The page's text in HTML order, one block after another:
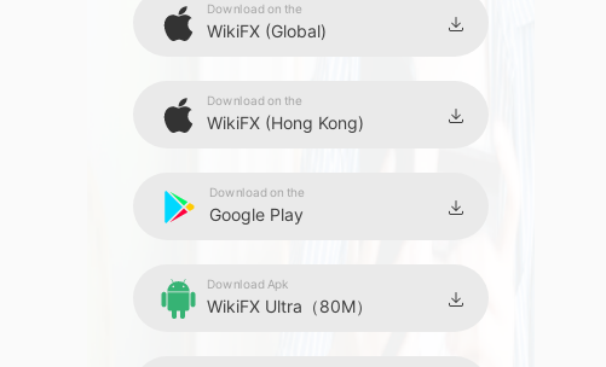
Download on the
WikiFX (Global)
Download on the
WikiFX (Hong Kong)
Download on the
Google Play
Download Apk
WikiFX Ultra（80M）